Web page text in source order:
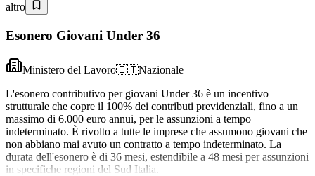
altro
Esonero Giovani Under 36
Ministero del Lavoro🇮🇹Nazionale
L'esonero contributivo per giovani Under 36 è un incentivo
strutturale che copre il 100% dei contributi previdenziali, fino a un
massimo di 6.000 euro annui, per le assunzioni a tempo
indeterminato. È rivolto a tutte le imprese che assumono giovani che
non abbiano mai avuto un contratto a tempo indeterminato. La
durata dell'esonero è di 36 mesi, estendibile a 48 mesi per assunzioni
in specifiche regioni del Sud Italia.